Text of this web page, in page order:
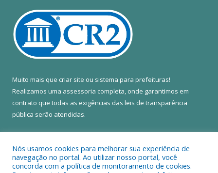
Muito mais que criar site ou sistema para prefeituras!
Realizamos uma assessoria completa, onde garantimos em
contrato que todas as exigências das leis de transparência
pública serão atendidas.
Nós usamos cookies para melhorar sua experiência de
navegação no portal. Ao utilizar nosso portal, você
concorda com a política de monitoramento de cookies.